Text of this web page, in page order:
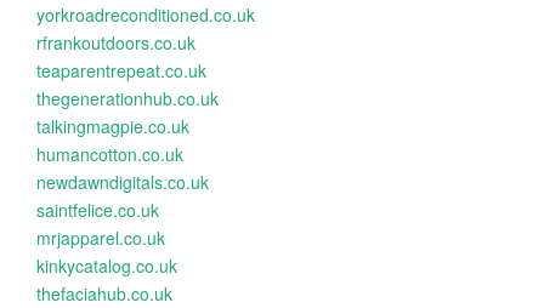
yorkroadreconditioned.co.uk
rfrankoutdoors.co.uk
teaparentrepeat.co.uk
thegenerationhub.co.uk
talkingmagpie.co.uk
humancotton.co.uk
newdawndigitals.co.uk
saintfelice.co.uk
mrjapparel.co.uk
kinkycatalog.co.uk
thefaciahub.co.uk